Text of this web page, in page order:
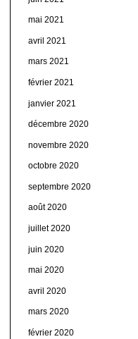
mai 2021
avril 2021
mars 2021
février 2021
janvier 2021
décembre 2020
novembre 2020
octobre 2020
septembre 2020
août 2020
juillet 2020
juin 2020
mai 2020
avril 2020
mars 2020
février 2020